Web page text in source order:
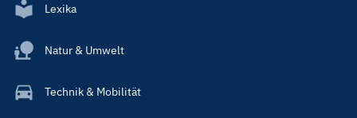
Lexika
Natur & Umwelt
Technik & Mobilität